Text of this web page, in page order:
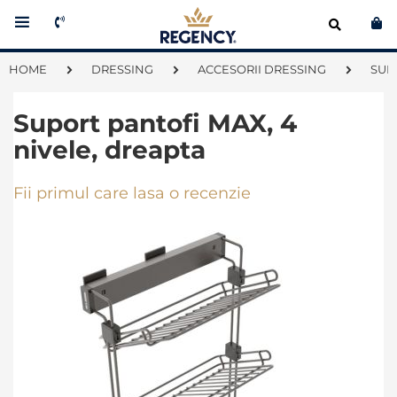
HOME DRESSING ACCESORII DRESSING
Suport pantofi MAX, 4
nivele, dreapta
Fii primul care lasa o recenzie